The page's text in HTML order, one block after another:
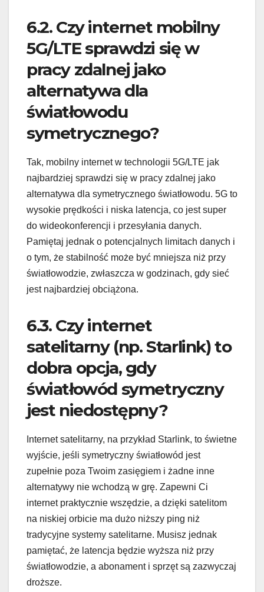
6.2. Czy internet mobilny
5G/LTE sprawdzi się w
pracy zdalnej jako
alternatywa dla
światłowodu
symetrycznego?
Tak, mobilny internet w technologii 5G/LTE jak
najbardziej sprawdzi się w pracy zdalnej jako
alternatywa dla symetrycznego światłowodu. 5G to
wysokie prędkości i niska latencja, co jest super
do wideokonferencji i przesyłania danych.
Pamiętaj jednak o potencjalnych limitach danych i
o tym, że stabilność może być mniejsza niż przy
światłowodzie, zwłaszcza w godzinach, gdy sieć
jest najbardziej obciążona.
6.3. Czy internet
satelitarny (np. Starlink) to
dobra opcja, gdy
światłowód symetryczny
jest niedostępny?
Internet satelitarny, na przykład Starlink, to świetne
wyjście, jeśli symetryczny światłowód jest
zupełnie poza Twoim zasięgiem i żadne inne
alternatywy nie wchodzą w grę. Zapewni Ci
internet praktycznie wszędzie, a dzięki satelitom
na niskiej orbicie ma dużo niższy ping niż
tradycyjne systemy satelitarne. Musisz jednak
pamiętać, że latencja będzie wyższa niż przy
światłowodzie, a abonament i sprzęt są zazwyczaj
droższe.